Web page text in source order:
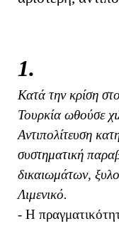
1.
Κατά την κρίση
Τουρκία ωθούσε
Αντιπολίτευση
συστηματική
δικαιωμάτων,
Λιμενικό.
- Η